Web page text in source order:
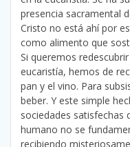
presencia sacramental
Cristo no está ahí por
como alimento que
Si queremos
eucaristía, hemos de
pan y el vino. Para
beber. Y este simple
sociedades satisfechas
humano no se
recibiendo